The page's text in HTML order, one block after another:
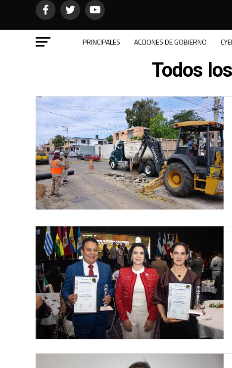
PRINCIPALES ACCIONES DE GOBIERNO
Todos